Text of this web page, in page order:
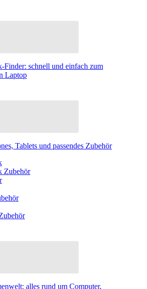
Finder: schnell und einfach zum
Laptop
Tablets und passendes Zubehör
Zubehör
alles rund um Computer,